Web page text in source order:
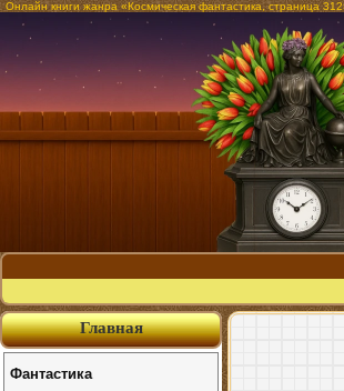
Онлайн книги жанра «Космическая фантастика, страница
Главная
Фантастика